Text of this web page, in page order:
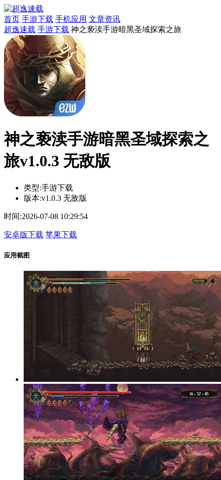
首页 手游下载 手机应用 文章资讯
超逸速载 手游下载 神之亵渎手游暗黑圣域探索之旅
神之亵渎手游暗黑圣域探索之
旅v1.0.3 无敌版
类型:手游下载
版本:v1.0.3 无敌版
时间:2026-07-08 10:29:54
安卓版下载 苹果下载
应用截图